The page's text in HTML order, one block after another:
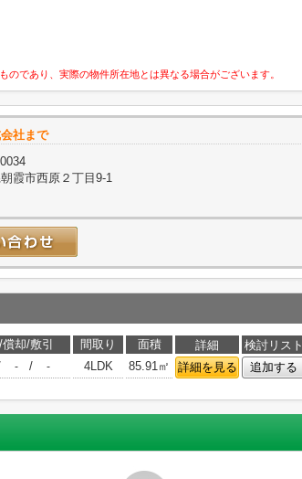
であり、実際の物件所在地とは異なる場合がございます。
社まで
霞市西原２丁目9-1
却/敷引 間取り 面積 詳細
検討リスト
- / - 4LDK 85.91㎡ 詳細を見る 追加する